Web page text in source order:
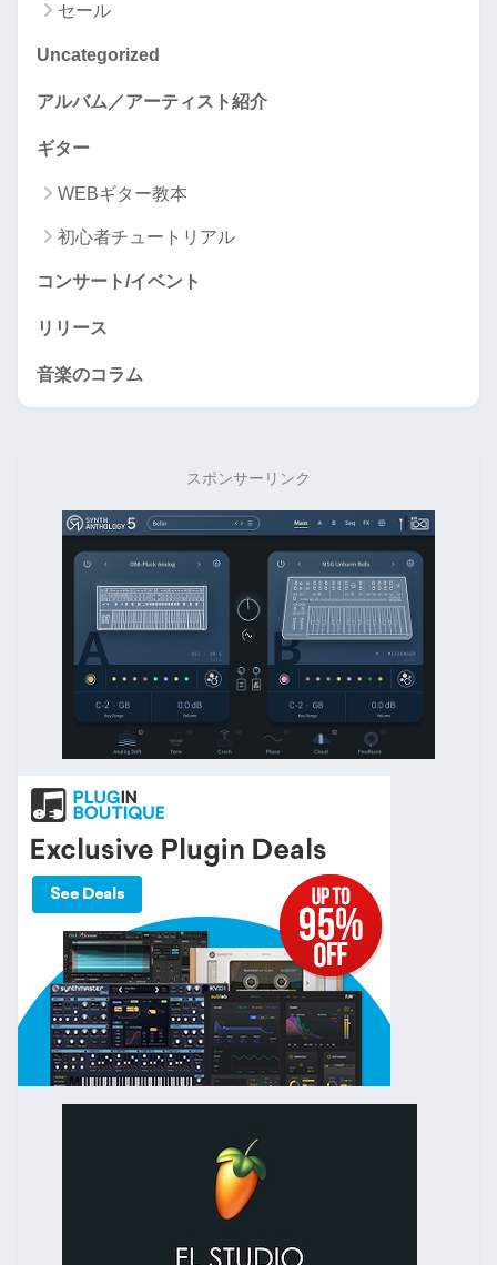
セール
Uncategorized
アルバム／アーティスト紹介
ギター
WEBギター教本
初心者チュートリアル
コンサート/イベント
リリース
音楽のコラム
スポンサーリンク